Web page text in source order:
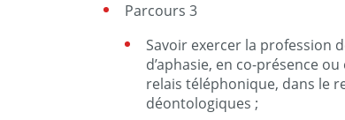
Parcours 3
Savoir exercer la profession
d’aphasie, en co-présence
relais téléphonique, dans le
déontologiques ;